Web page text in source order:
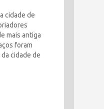
cidade de
mais antiga
foram
cidade de